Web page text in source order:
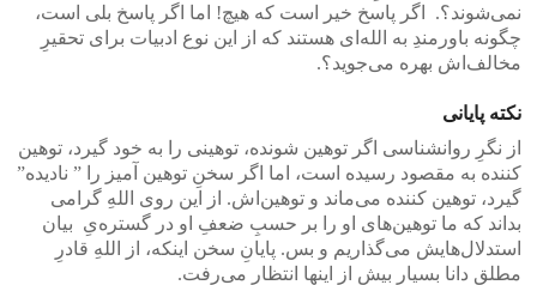
نمی‌شوند؟. اگر پاسخ خیر است که هیچ! اما اگر پاسخ بلی است،
چگونه باورمندِ به الله‌ای هستند که از این نوع ادبیات برای تحقیرِ
مخالف‌اش بهره می‌جوید‌؟.
نکته پایانی
از نگرِ روانشناسی‌ اگر توهین شونده، توهینی را به خود گیرد، توهین
کننده به مقصود رسیده است، اما اگر سخنِ توهین آمیز را ” نادیده”
گیرد، توهین کننده می‌ماند و توهین‌اش. از این روی اللهِ گرامی‌
بداند که ما توهین‌های او را بر حسبِ ضعفِ او در گستره‌یِ بیان
استدلال‌ها‌یش می‌گذاریم و بس. پایانِ سخن اینکه، از اللهِ قادرِ
مطلقِ دانا بسیار بیش از اینها انتظار می‌رفت.